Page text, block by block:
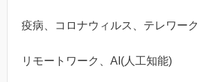
疫病、コロナウィルス、テレワーク
リモートワーク、AI(人工知能)